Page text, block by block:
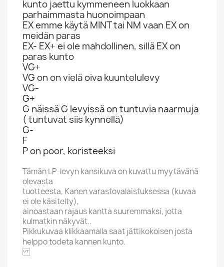
kunto jaettu kymmeneen luokkaan
parhaimmasta huonoimpaan
EX emme käytä MINT tai NM vaan EX on
meidän paras
EX- EX+ ei ole mahdollinen, sillä EX on
paras kunto
VG+
VG on on vielä oiva kuuntelulevy
VG-
G+
G näissä G levyissä on tuntuvia naarmuja
( tuntuvat siis kynnellä)
G-
F
P on poor, koristeeksi
Tämän LP-levyn kansikuva on kuvattu myytävänä
olevasta
tuotteesta, Kanen varastovalaistuksessa (kuvaa
ei ole käsitelty),
ainoastaan rajaus kantta suuremmaksi, jotta
kulmatkin näkyvät..
Pikkukuvaa klikkaamalla saat jättikokoisen josta
helppo todeta kannen kunto.